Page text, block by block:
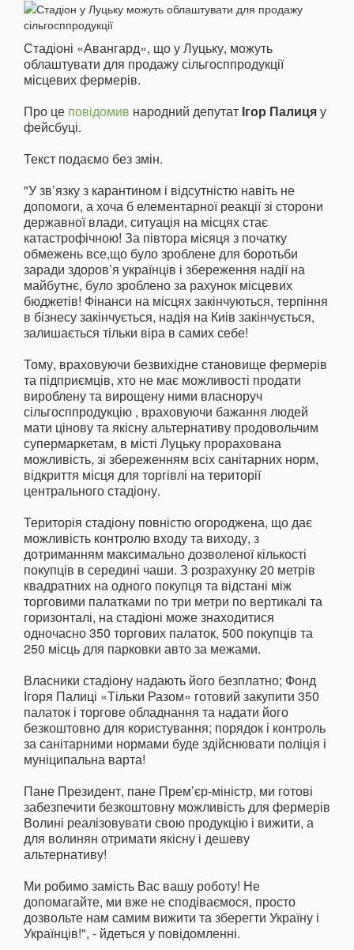
Стадіоні «Авангард», що у Луцьку, можуть
облаштувати для продажу сільгосппродукції
місцевих фермерів.
Про це повідомив народний депутат Ігор Палицяу
фейсбуці.
Текст подаємо без змін.
"У зв’язку з карантином і відсутністю навіть не
допомоги, а хоча б елементарної реакції зі сторони
державної влади, ситуація на місцях стає
катастрофічною! За півтора місяця з початку
обмежень все,що було зроблене для боротьби
заради здоров’я українців і збереження надії на
майбутнє, було зроблено за рахунок місцевих
бюджетів! Фінанси на місцях закінчуються, терпіння
в бізнесу закінчується, надія на Киів закінчується,
залишається тільки віра в самих себе!
Тому, враховуючи безвихідне становище фермерів
та підприємців, хто не має можливості продати
вироблену та вирощену ними власноруч
сільгосппродукцію , враховуючи бажання людей
мати цінову та якісну альтернативу продовольчим
супермаркетам, в місті Луцьку прорахована
можливість, зі збереженням всіх санітарних норм,
відкриття місця для торгівлі на території
центрального стадіону.
Територія стадіону повністю огороджена, що дає
можливість контролю входу та виходу, з
дотриманням максимально дозволеної кількості
покупців в середині чаши. З розрахунку 20 метрів
квадратних на одного покупця та відстані між
торговими палатками по три метри по вертикалі та
горизонталі, на стадіоні може знаходитися
одночасно 350 торгових палаток, 500 покупців та
250 місць для парковки авто за межами.
Власники стадіону надають його безплатно; Фонд
Ігоря Палиці «Тільки Разом» готовий закупити 350
палаток і торгове обладнання та надати його
безкоштовно для користування; порядок і контроль
за санітарними нормами буде здійснювати поліція і
муніципальна варта!
Пане Президент, пане Прем’єр-міністр, ми готові
забезпечити безкоштовну можливість для фермерів
Волині реалізовувати свою продукцію і вижити, а
для волинян отримати якісну і дешеву
альтернативу!
Ми робимо замість Вас вашу роботу! Не
допомагайте, ми вже не сподіваємося, просто
дозвольте нам самим вижити та зберегти Україну і
Українців!", - йдеться у повідомленні.